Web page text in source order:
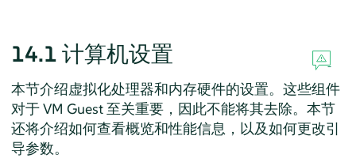
14.1 计算机设置
本节介绍虚拟化处理器和内存硬件的设置。这些组件
对于 VM Guest 至关重要，因此不能将其去除。本节
还将介绍如何查看概览和性能信息，以及如何更改引
导参数。